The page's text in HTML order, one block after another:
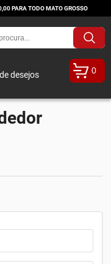
PARA TODO MATO GROSSO
desejos 0